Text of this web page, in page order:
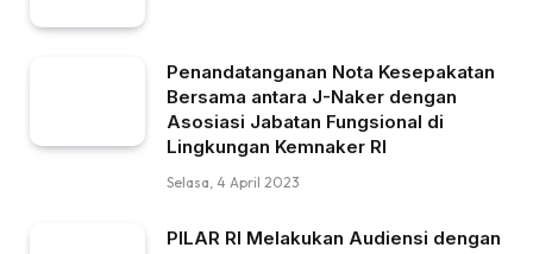
Penandatanganan Nota Kesepakatan
Bersama antara J-Naker dengan
Asosiasi Jabatan Fungsional di
Lingkungan Kemnaker RI
Selasa, 4 April 2023
PILAR RI Melakukan Audiensi dengan